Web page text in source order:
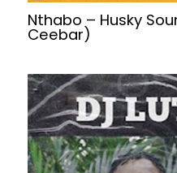
Nthabo – Husky
Ceebar)